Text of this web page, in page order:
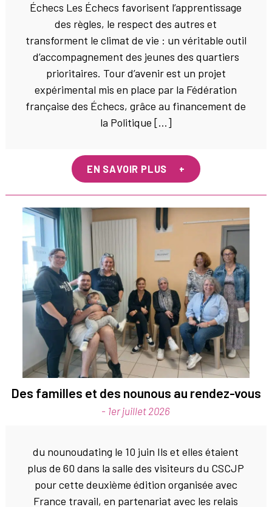
Échecs Les Échecs favorisent l’apprentissage
des règles, le respect des autres et
transforment le climat de vie : un véritable outil
d’accompagnement des jeunes des quartiers
prioritaires. Tour d’avenir est un projet
expérimental mis en place par la Fédération
française des Échecs, grâce au financement de
la Politique […]
EN SAVOIR PLUS
Des familles et des nounous au rendez-vous
- 1er juillet 2026
du nounoudating le 10 juin Ils et elles étaient
plus de 60 dans la salle des visiteurs du CSCJP
pour cette deuxième édition organisée avec
France travail, en partenariat avec les relais